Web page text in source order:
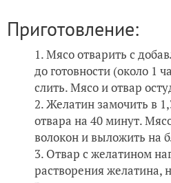
Приготовление:
Мясо отварить с
до готовности (около 1
слить. Мясо и отвар
Желатин замочить в
отвара на 40 минут.
волокон и выложить на
Отвар с желатином
растворения желатина,